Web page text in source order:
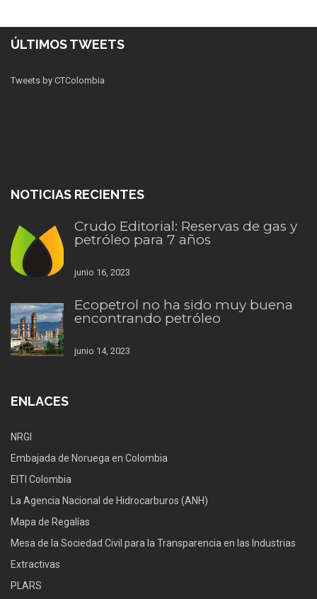
ÚLTIMOS TWEETS
Tweets by CTColombia
NOTICIAS RECIENTES
Crudo Editorial: Reservas de gas y
petróleo para 7 años
junio 16, 2023
Ecopetrol no ha sido muy buena
encontrando petróleo
junio 14, 2023
ENLACES
NRGI
Embajada de Noruega en Colombia
EITI Colombia
La Agencia Nacional de Hidrocarburos (ANH)
Mapa de Regalías
Mesa de la Sociedad Civil para la Transparencia en las Industrias
Extractivas
PLARS